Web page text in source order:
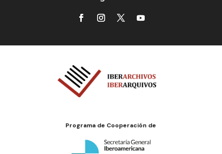
Programa de Cooperación de